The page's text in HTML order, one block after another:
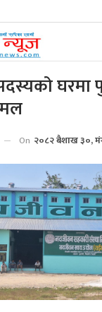
घरमा
On २०८२ बैशाख ३०,